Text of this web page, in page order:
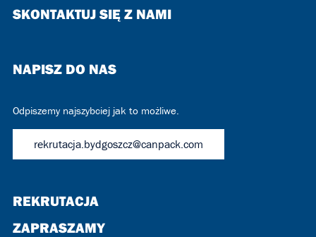
SKONTAKTUJ SIĘ Z NAMI
NAPISZ DO NAS
Odpiszemy najszybciej jak to możliwe.
rekrutacja.bydgoszcz@canpack.com
REKRUTACJA
ZAPRASZAMY